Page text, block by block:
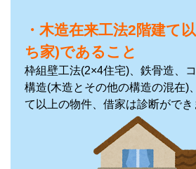
・木造在来工法2階建て
ち家)であること
枠組壁工法(2×4住宅)、鉄骨造、
構造(木造とその他の構造の混在)
て以上の物件、借家は診断ができ